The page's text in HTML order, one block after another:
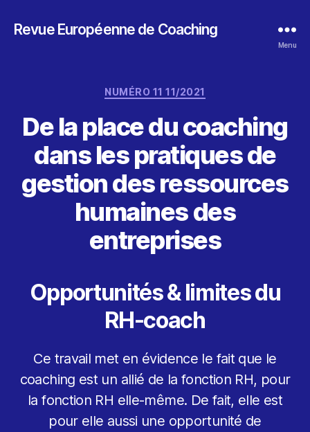
Revue Européenne de Coaching
Menu
Catégories
NUMÉRO 11 11/2021
De la place du coaching
dans les pratiques de
gestion des ressources
humaines des
entreprises
Opportunités & limites du
RH-coach
Ce travail met en évidence le fait que le
coaching est un allié de la fonction RH, pour
la fonction RH elle-même. De fait, elle est
pour elle aussi une opportunité de